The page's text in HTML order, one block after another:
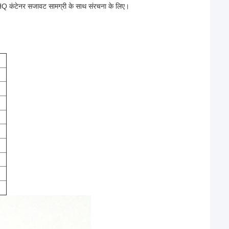
सजावट सामग्री के साथ संरचना के लिए।